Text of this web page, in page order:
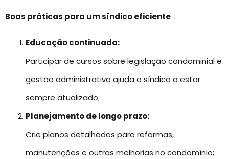
Boas práticas para um síndico eficiente
Educação continuada:
Participar de cursos sobre legislação condominial e
gestão administrativa ajuda o síndico a estar
sempre atualizado;
Planejamento de longo prazo:
Crie planos detalhados para reformas,
manutenções e outras melhorias no condomínio;